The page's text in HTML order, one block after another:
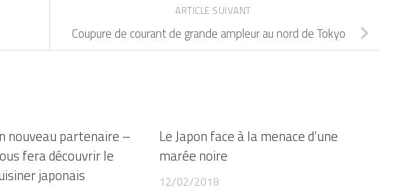
ARTICLE SUIVANT
Coupure de courant de grande ampleur au nord de Tokyo
nouveau partenaire –
fera découvrir le
japonais
Le Japon face à la menace d’une
marée noire
12/02/2018